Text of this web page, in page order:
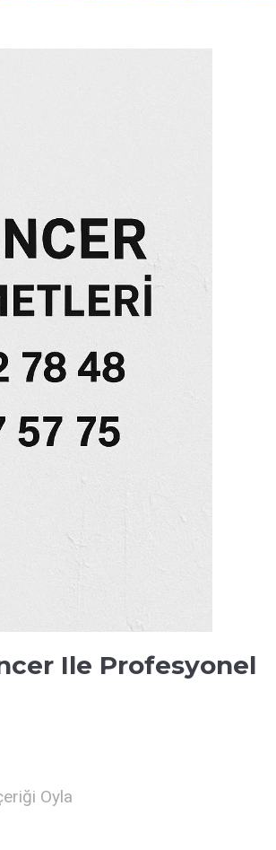
Ile Profesyonel
Oyla